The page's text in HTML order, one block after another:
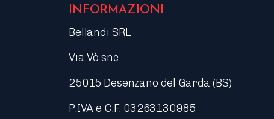
INFORMAZIONI
Bellandi SRL
Via Vò snc
25015 Desenzano del Garda (BS)
P.IVA e C.F. 03263130985